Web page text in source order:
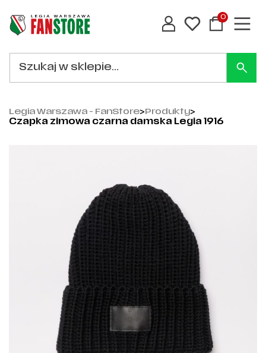
0
Legia Warszawa - FanStore>Produkty>
Czapka zimowa czarna damska Legia 1916